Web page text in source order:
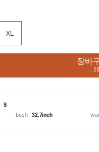
XL
장바
S
bust: 32.7inch